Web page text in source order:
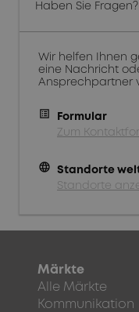
Haben Sie Fragen?
Wir helfen Ihnen
eine Nachricht
Ansprechpartner
Formular
Zum
language
Standorte
Standorte
Märkte
Alle Märkte
Kommunikation